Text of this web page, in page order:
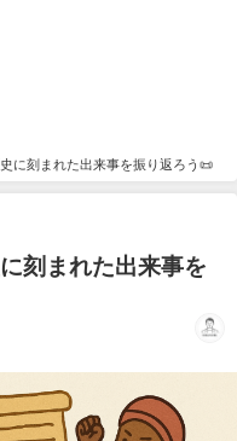
に刻まれた出来事を振り返ろう📜
刻まれた出来事を